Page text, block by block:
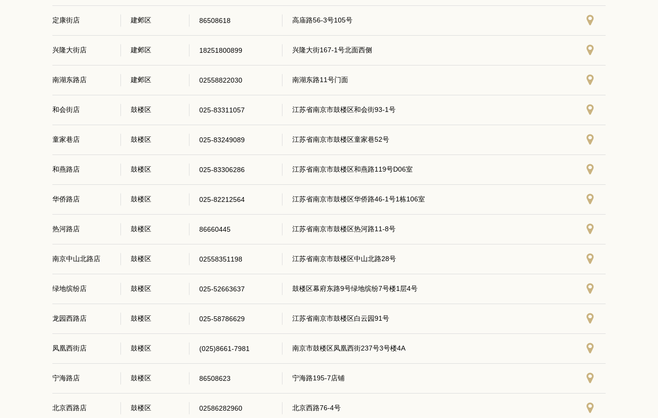
定康街店 建邺区 86508618 高庙路56-3号105号
兴隆大街店 建邺区 18251800899 兴隆大街167-1号北面西侧
南湖东路店 建邺区 02558822030 南湖东路11号门面
和会街店 鼓楼区 025-83311057 江苏省南京市鼓楼区和会街93-1号
童家巷店 鼓楼区 025-83249089 江苏省南京市鼓楼区童家巷52号
和燕路店 鼓楼区 025-83306286 江苏省南京市鼓楼区和燕路119号D06室
华侨路店 鼓楼区 025-82212564 江苏省南京市鼓楼区华侨路46-1号1栋106室
热河路店 鼓楼区 86660445 江苏省南京市鼓楼区热河路11-8号
南京中山北路店 鼓楼区 02558351198 江苏省南京市鼓楼区中山北路28号
绿地缤纷店 鼓楼区 025-52663637 鼓楼区幕府东路9号绿地缤纷7号楼1层4号
龙园西路店 鼓楼区 025-58786629 江苏省南京市鼓楼区白云园91号
凤凰西街店 鼓楼区 (025)8661-7981 南京市鼓楼区凤凰西街237号3号楼4A
宁海路店 鼓楼区 86508623 宁海路195-7店铺
北京西路店 鼓楼区 02586282960 北京西路76-4号